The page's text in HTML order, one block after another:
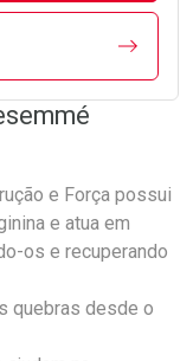
e Força possui
e atua em
os e recuperando
quebras desde o